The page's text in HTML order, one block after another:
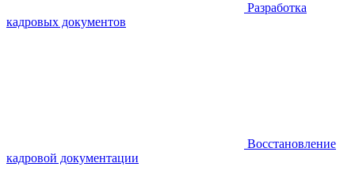
Разработка
кадровых документов
Восстановление
кадровой документации